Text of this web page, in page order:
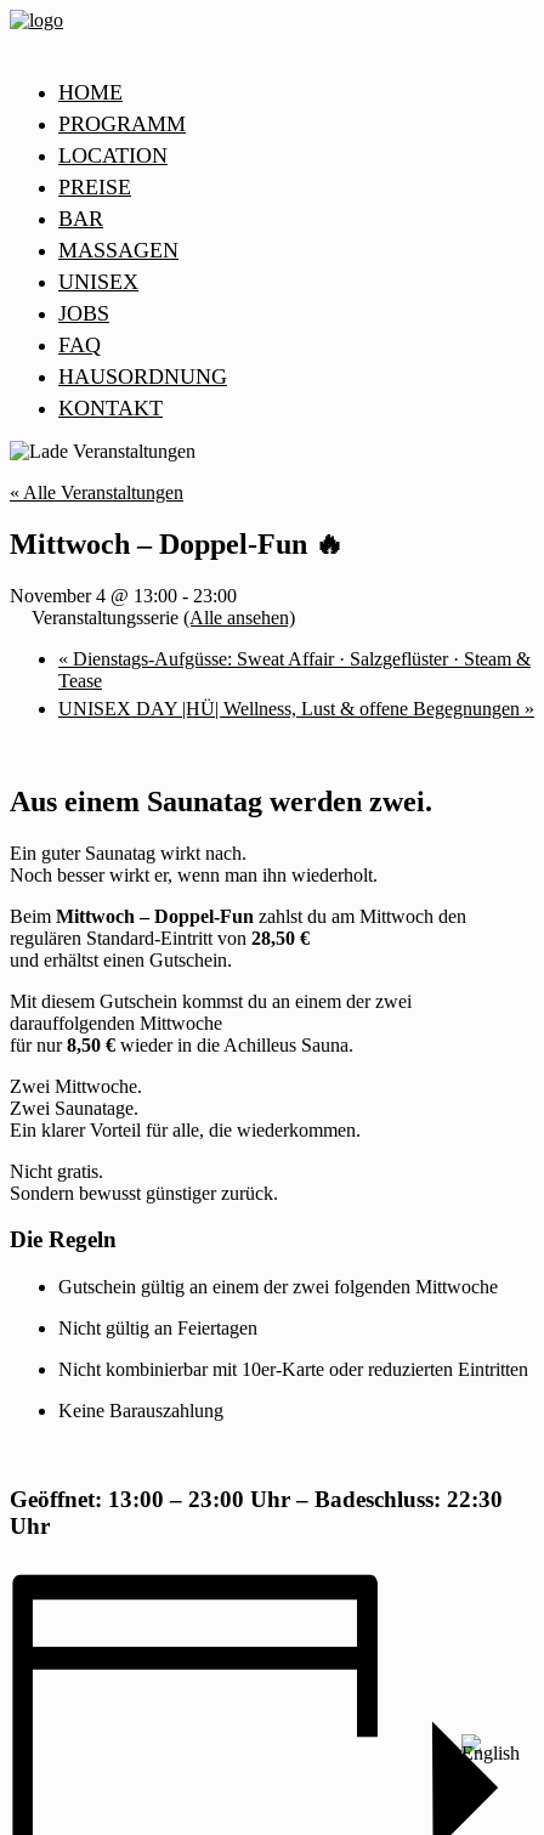
HOME
PROGRAMM
LOCATION
PREISE
BAR
MASSAGEN
UNISEX
JOBS
FAQ
HAUSORDNUNG
KONTAKT
« Alle Veranstaltungen
Mittwoch – Doppel-Fun 🔥
November 4 @ 13:00 - 23:00
Veranstaltungsserie (Alle ansehen)
« Dienstags-Aufgüsse: Sweat Affair · Salzgeflüster · Steam &
Tease
UNISEX DAY |HÜ| Wellness, Lust & offene Begegnungen »
Aus einem Saunatag werden zwei.
Ein guter Saunatag wirkt nach.
Noch besser wirkt er, wenn man ihn wiederholt.
Beim Mittwoch – Doppel-Fun zahlst du am Mittwoch den
regulären Standard-Eintritt von 28,50 €
und erhältst einen Gutschein.
Mit diesem Gutschein kommst du an einem der zwei
darauffolgenden Mittwoche
für nur8,50 € wieder in die Achilleus Sauna.
Zwei Mittwoche.
Zwei Saunatage.
Ein klarer Vorteil für alle, die wiederkommen.
Nicht gratis.
Sondern bewusst günstiger zurück.
Die Regeln
Gutschein gültig an einem der zwei folgenden Mittwoche
Nicht gültig an Feiertagen
Nicht kombinierbar mit 10er-Karte oder reduzierten Eintritten
Keine Barauszahlung
Geöffnet: 13:00 – 23:00 Uhr – Badeschluss: 22:30
Uhr